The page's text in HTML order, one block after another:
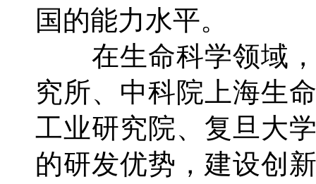
国的能力水平。
在生命科学领域，
究所、中科院上海生
工业研究院、复旦大
的研发优势，建设创